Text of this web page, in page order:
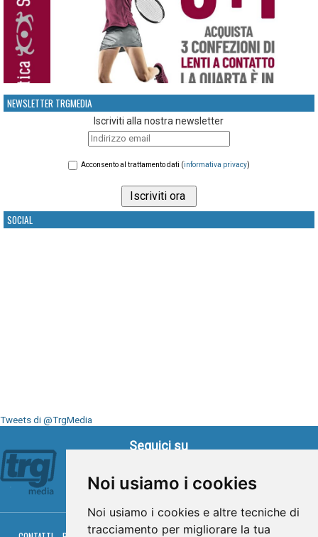
Noi usiamo i cookies
Noi usiamo i cookies e altre tecniche di
tracciamento per migliorare la tua
NEWSLETTER TRGMEDIA
Iscriviti alla nostra newsletter
Acconsento al trattamento dati (informativa privacy)
SOCIAL
Tweets di @TrgMedia
Seguici su